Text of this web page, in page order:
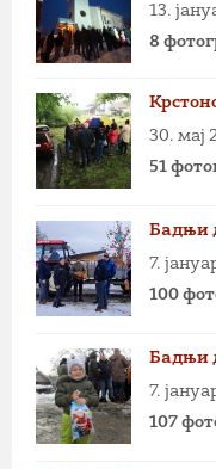
13.
8
30. мај
51
Бадњи
7.
100
Бадњи
7.
107